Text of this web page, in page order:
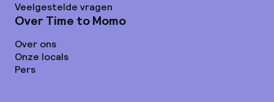
Veelgestelde vragen
Over Time to Momo
Over ons
Onze locals
Pers